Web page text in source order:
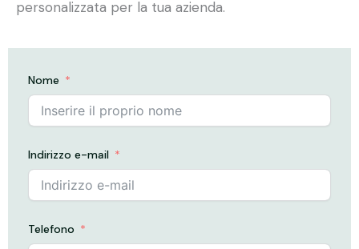
personalizzata per la tua azienda.
Nome
Indirizzo e-mail
Telefono